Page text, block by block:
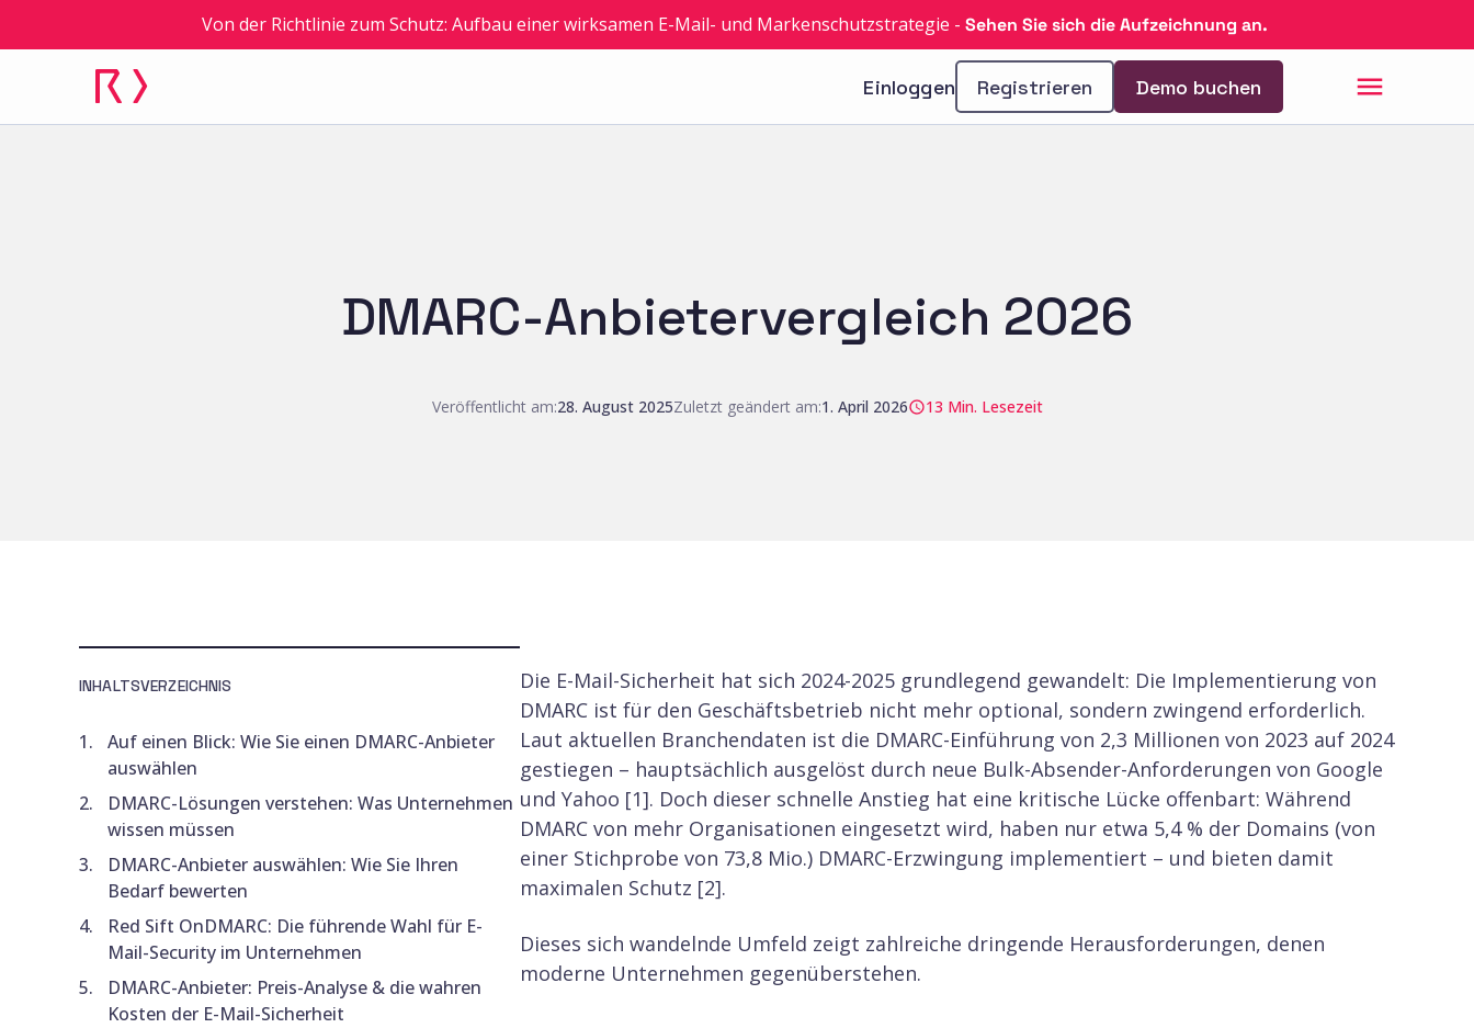
Von der Richtlinie zum Schutz: Aufbau einer wirksamen E-Mail- und Markenschutzstrategie - Sehen Sie sich die Aufzeichnung an.
Einloggen Registrieren Demo buchen
DMARC-Anbietervergleich 2026
Veröffentlicht am:28. August 2025Zuletzt geändert am:1. April 2026 13 Min. Lesezeit
INHALTSVERZEICHNIS
Auf einen Blick: Wie Sie einen DMARC-Anbieter
auswählen
DMARC-Lösungen verstehen: Was Unternehmen
wissen müssen
DMARC-Anbieter auswählen: Wie Sie Ihren
Bedarf bewerten
Red Sift OnDMARC: Die führende Wahl für E-
Mail-Security im Unternehmen
DMARC-Anbieter: Preis-Analyse & die wahren
Kosten der E-Mail-Sicherheit
Die E-Mail-Sicherheit hat sich 2024-2025 grundlegend gewandelt: Die Implementierung von
DMARC ist für den Geschäftsbetrieb nicht mehr optional, sondern zwingend erforderlich.
Laut aktuellen Branchendaten ist die DMARC-Einführung von 2,3 Millionen von 2023 auf 2024
gestiegen – hauptsächlich ausgelöst durch neue Bulk-Absender-Anforderungen von Google
und Yahoo [1]. Doch dieser schnelle Anstieg hat eine kritische Lücke offenbart: Während
DMARC von mehr Organisationen eingesetzt wird, haben nur etwa 5,4 % der Domains (von
einer Stichprobe von 73,8 Mio.) DMARC-Erzwingung implementiert – und bieten damit
maximalen Schutz [2].
Dieses sich wandelnde Umfeld zeigt zahlreiche dringende Herausforderungen, denen
moderne Unternehmen gegenüberstehen.